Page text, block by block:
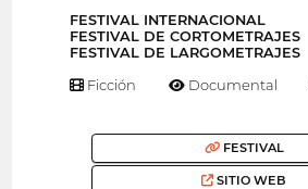
FESTIVAL INTERNACIONAL
FESTIVAL DE CORTOMETRAJES
FESTIVAL DE LARGOMETRAJES
Ficción Documental
FESTIVAL
SITIO WEB